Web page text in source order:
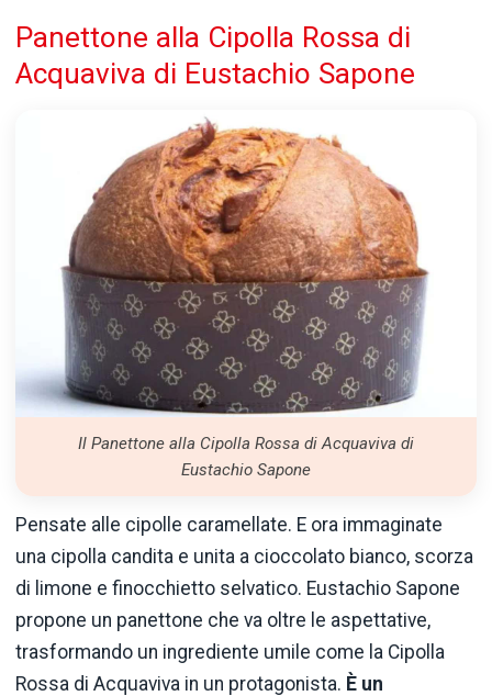
Panettone alla Cipolla Rossa di
Acquaviva di Eustachio Sapone
Il Panettone alla Cipolla Rossa di Acquaviva di
Eustachio Sapone
Pensate alle cipolle caramellate. E ora immaginate
una cipolla candita e unita a cioccolato bianco, scorza
di limone e finocchietto selvatico. Eustachio Sapone
propone un panettone che va oltre le aspettative,
trasformando un ingrediente umile come la Cipolla
Rossa di Acquaviva in un protagonista. È un